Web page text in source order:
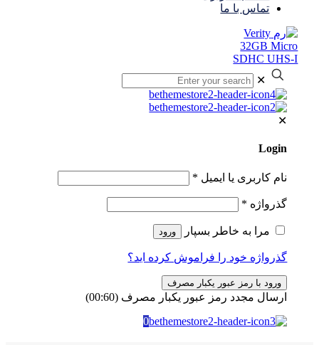
تماس با ما
✕
✕
Login
نام کاربری یا ایمیل *
گذرواژه *
مرا به خاطر بسپار ورود
گذرواژه خود را فراموش کرده اید؟
ورود با رمز عبور یکبار مصرف
ارسال مجدد رمز عبور یکبار مصرف (00:
60
)
0